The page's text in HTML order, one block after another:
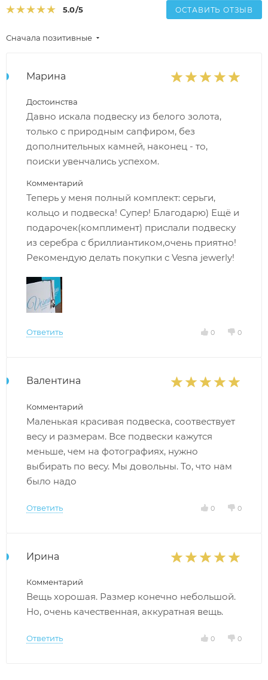
5.0/5 ОСТАВИТЬ ОТЗЫВ
Сначала позитивные
Марина
Достоинства
Давно искала подвеску из белого золота,
только с природным сапфиром, без
дополнительных камней, наконец - то,
поиски увенчались успехом.
Комментарий
Теперь у меня полный комплект: серьги,
кольцо и подвеска! Супер! Благодарю) Ещё и
подарочек(комплимент) прислали подвеску
из серебра с бриллиантиком,очень приятно!
Рекомендую делать покупки с Vesna jewerly!
Ответить 0 0
Валентина
Комментарий
Маленькая красивая подвеска, соотвествует
весу и размерам. Все подвески кажутся
меньше, чем на фотографиях, нужно
выбирать по весу. Мы довольны. То, что нам
было надо
Ответить 0 0
Ирина
Комментарий
Вещь хорошая. Размер конечно небольшой.
Но, очень качественная, аккуратная вещь.
Ответить 0 0